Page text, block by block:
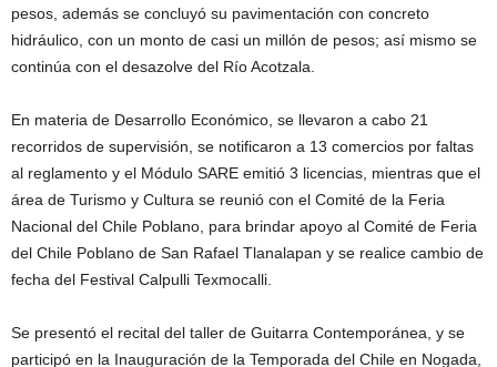
pesos, además se concluyó su pavimentación con concreto
hidráulico, con un monto de casi un millón de pesos; así mismo se
continúa con el desazolve del Río Acotzala.
En materia de Desarrollo Económico, se llevaron a cabo 21
recorridos de supervisión, se notificaron a 13 comercios por faltas
al reglamento y el Módulo SARE emitió 3 licencias, mientras que el
área de Turismo y Cultura se reunió con el Comité de la Feria
Nacional del Chile Poblano, para brindar apoyo al Comité de Feria
del Chile Poblano de San Rafael Tlanalapan y se realice cambio de
fecha del Festival Calpulli Texmocalli.
Se presentó el recital del taller de Guitarra Contemporánea, y se
participó en la Inauguración de la Temporada del Chile en Nogada,